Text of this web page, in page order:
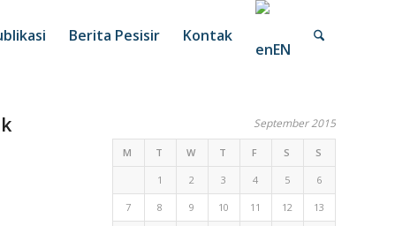
Berita Pesisir Kontak
EN
September 2015
M T W T F S S
1 2 3 4 5 6
7 8 9 10 11 12 13